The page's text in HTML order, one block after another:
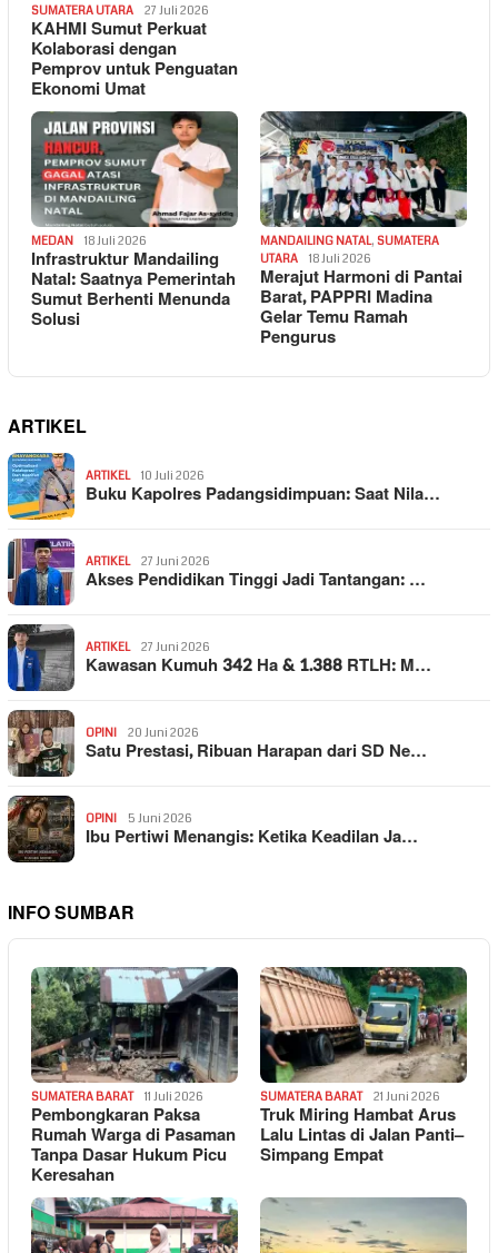
SUMATERA UTARA 27 Juli 2026
KAHMI Sumut Perkuat
Kolaborasi dengan
Pemprov untuk Penguatan
Ekonomi Umat
MEDAN 18 Juli 2026
Infrastruktur Mandailing
Natal: Saatnya Pemerintah
Sumut Berhenti Menunda
Solusi
MANDAILING NATAL, SUMATERA
UTARA
18 Juli 2026
Merajut Harmoni di Pantai
Barat, PAPPRI Madina
Gelar Temu Ramah
Pengurus
ARTIKEL
ARTIKEL 10 Juli 2026
Buku Kapolres Padangsidimpuan: Saat Nila…
ARTIKEL 27 Juni 2026
Akses Pendidikan Tinggi Jadi Tantangan: …
ARTIKEL 27 Juni 2026
Kawasan Kumuh 342 Ha & 1.388 RTLH: M…
OPINI 20 Juni 2026
Satu Prestasi, Ribuan Harapan dari SD Ne…
OPINI 5 Juni 2026
Ibu Pertiwi Menangis: Ketika Keadilan Ja…
INFO SUMBAR
SUMATERA BARAT 11 Juli 2026
Pembongkaran Paksa
Rumah Warga di Pasaman
Tanpa Dasar Hukum Picu
Keresahan
SUMATERA BARAT 21 Juni 2026
Truk Miring Hambat Arus
Lalu Lintas di Jalan Panti–
Simpang Empat